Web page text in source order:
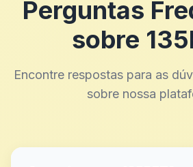
Perguntas
sobre
Encontre respostas para as
sobre nossa